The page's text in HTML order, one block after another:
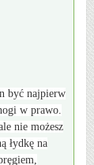
być najpierw
w prawo.
nie możesz
łydkę na